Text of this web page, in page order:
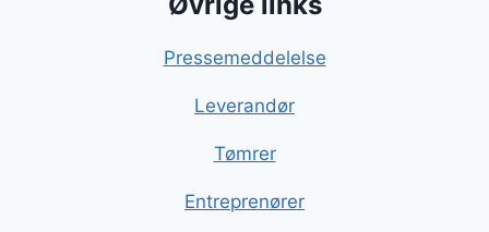
Pressemeddelelse
Leverandør
Tømrer
Entreprenører